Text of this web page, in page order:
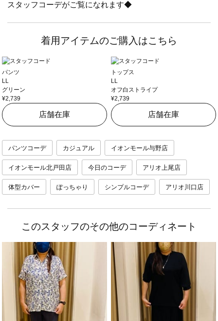
スタッフコーデがご覧になれます◆
着用アイテムのご購入はこちら
パンツ
LL
グリーン
¥2,739
店舗在庫
トップス
LL
オフ白ストライプ
¥2,739
店舗在庫
パンツコーデ カジュアル イオンモール与野店
イオンモール北戸田店 今日のコーデ アリオ上尾店
体型カバー ぽっちゃり シンプルコーデ アリオ川口店
このスタッフのその他のコーディネート